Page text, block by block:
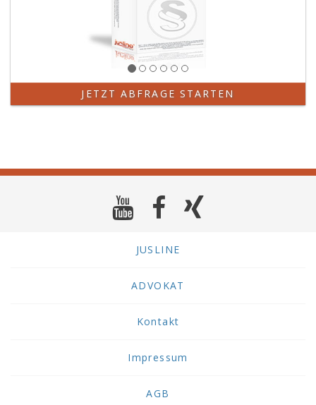
JETZT ABFRAGE STARTEN
JUSLINE
ADVOKAT
Kontakt
Impressum
AGB